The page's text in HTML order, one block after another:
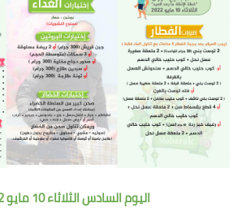
اليوم السادس الثلاثاء 10 مايو 2022